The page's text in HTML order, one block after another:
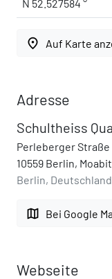
N 52.527584 °
place Auf Karte
Adresse
Schultheiss
Perleberger Straße
10559 Berlin, Moabit
Berlin, Deutschland
map Bei Google
Webseite